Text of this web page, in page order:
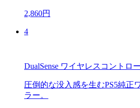
2,860円
4
DualSense ワイヤレスコントロ
圧倒的な没入感を生むPS5純正
ラー。